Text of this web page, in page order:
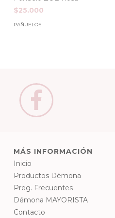
$25.000
PAÑUELOS
MÁS INFORMACIÓN
Inicio
Productos Démona
Preg. Frecuentes
Démona MAYORISTA
Contacto